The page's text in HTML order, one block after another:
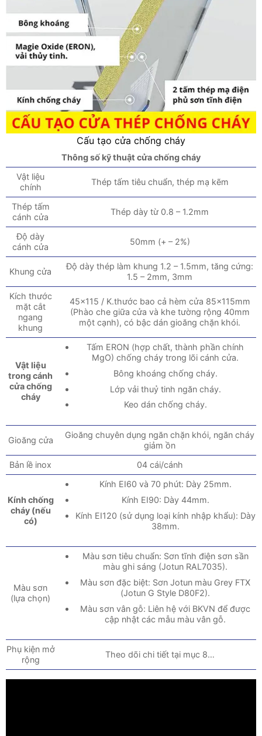
Cấu tạo cửa chống cháy
Thông số kỹ thuật cửa chống cháy
Vật liệu
chính
Thép tấm tiêu chuẩn, thép mạ kẽm
Thép tấm
cánh cửa
Thép dày từ 0.8 – 1.2mm
Độ dày
cánh cửa
50mm (+ – 2%)
Khung cửa
Độ dày thép làm khung 1.2 – 1.5mm, tăng cứng:
1.5 – 2mm, 3mm
Kích thước
mặt cắt
ngang
khung
45×115 / K.thước bao cả hèm cửa 85x115mm
(Phào che giữa cửa và khe tường rộng 40mm
một cạnh), có bậc dán gioăng chặn khói.
Vật liệu
trong cánh
cửa chống
cháy
Tấm ERON (hợp chất, thành phần chính
MgO) chống cháy trong lõi cánh cửa.
Bông khoáng chống cháy.
Lớp vải thuỷ tinh ngăn cháy.
Keo dán chống cháy.
Gioăng cửa
Gioăng chuyên dụng ngăn chặn khói, ngăn cháy
giảm ồn
Bản lề inox
04 cái/cánh
Kính chống
cháy (nếu
có)
Kính EI60 và 70 phút: Dày 25mm.
Kính EI90: Dày 44mm.
Kính EI120 (sử dụng loại kính nhập khẩu): Dày
38mm.
Màu sơn
(lựa chọn)
Màu sơn tiêu chuẩn: Sơn tĩnh điện sơn sần
màu ghi sáng (Jotun RAL7035).
Màu sơn đặc biệt: Sơn Jotun màu Grey FTX
(Jotun G Style D80F2).
Màu sơn vân gỗ: Liên hệ với BKVN để được
cập nhật các mẫu màu vân gỗ.
Phụ kiện mở
rộng
Theo dõi chi tiết tại mục 8…